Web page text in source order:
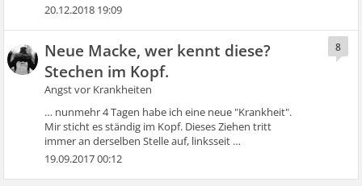
20.12.2018 19:09
Neue Macke, wer kennt diese?
Stechen im Kopf.
Angst vor Krankheiten
… nunmehr 4 Tagen habe ich eine neue "Krankheit".
Mir sticht es ständig im Kopf. Dieses Ziehen tritt
immer an derselben Stelle auf, linksseit …
8
19.09.2017 00:12